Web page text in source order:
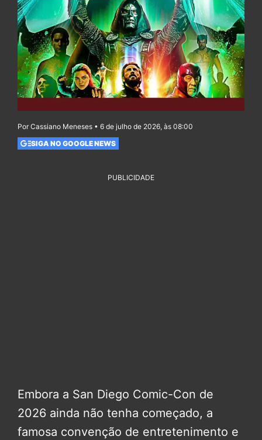
Por Cassiano Meneses • 6 de julho de 2026, às 08:00
SIGA NO GOOGLE NEWS
PUBLICIDADE
Embora a San Diego Comic-Con de
2026 ainda não tenha começado, a
famosa convenção de entretenimento e